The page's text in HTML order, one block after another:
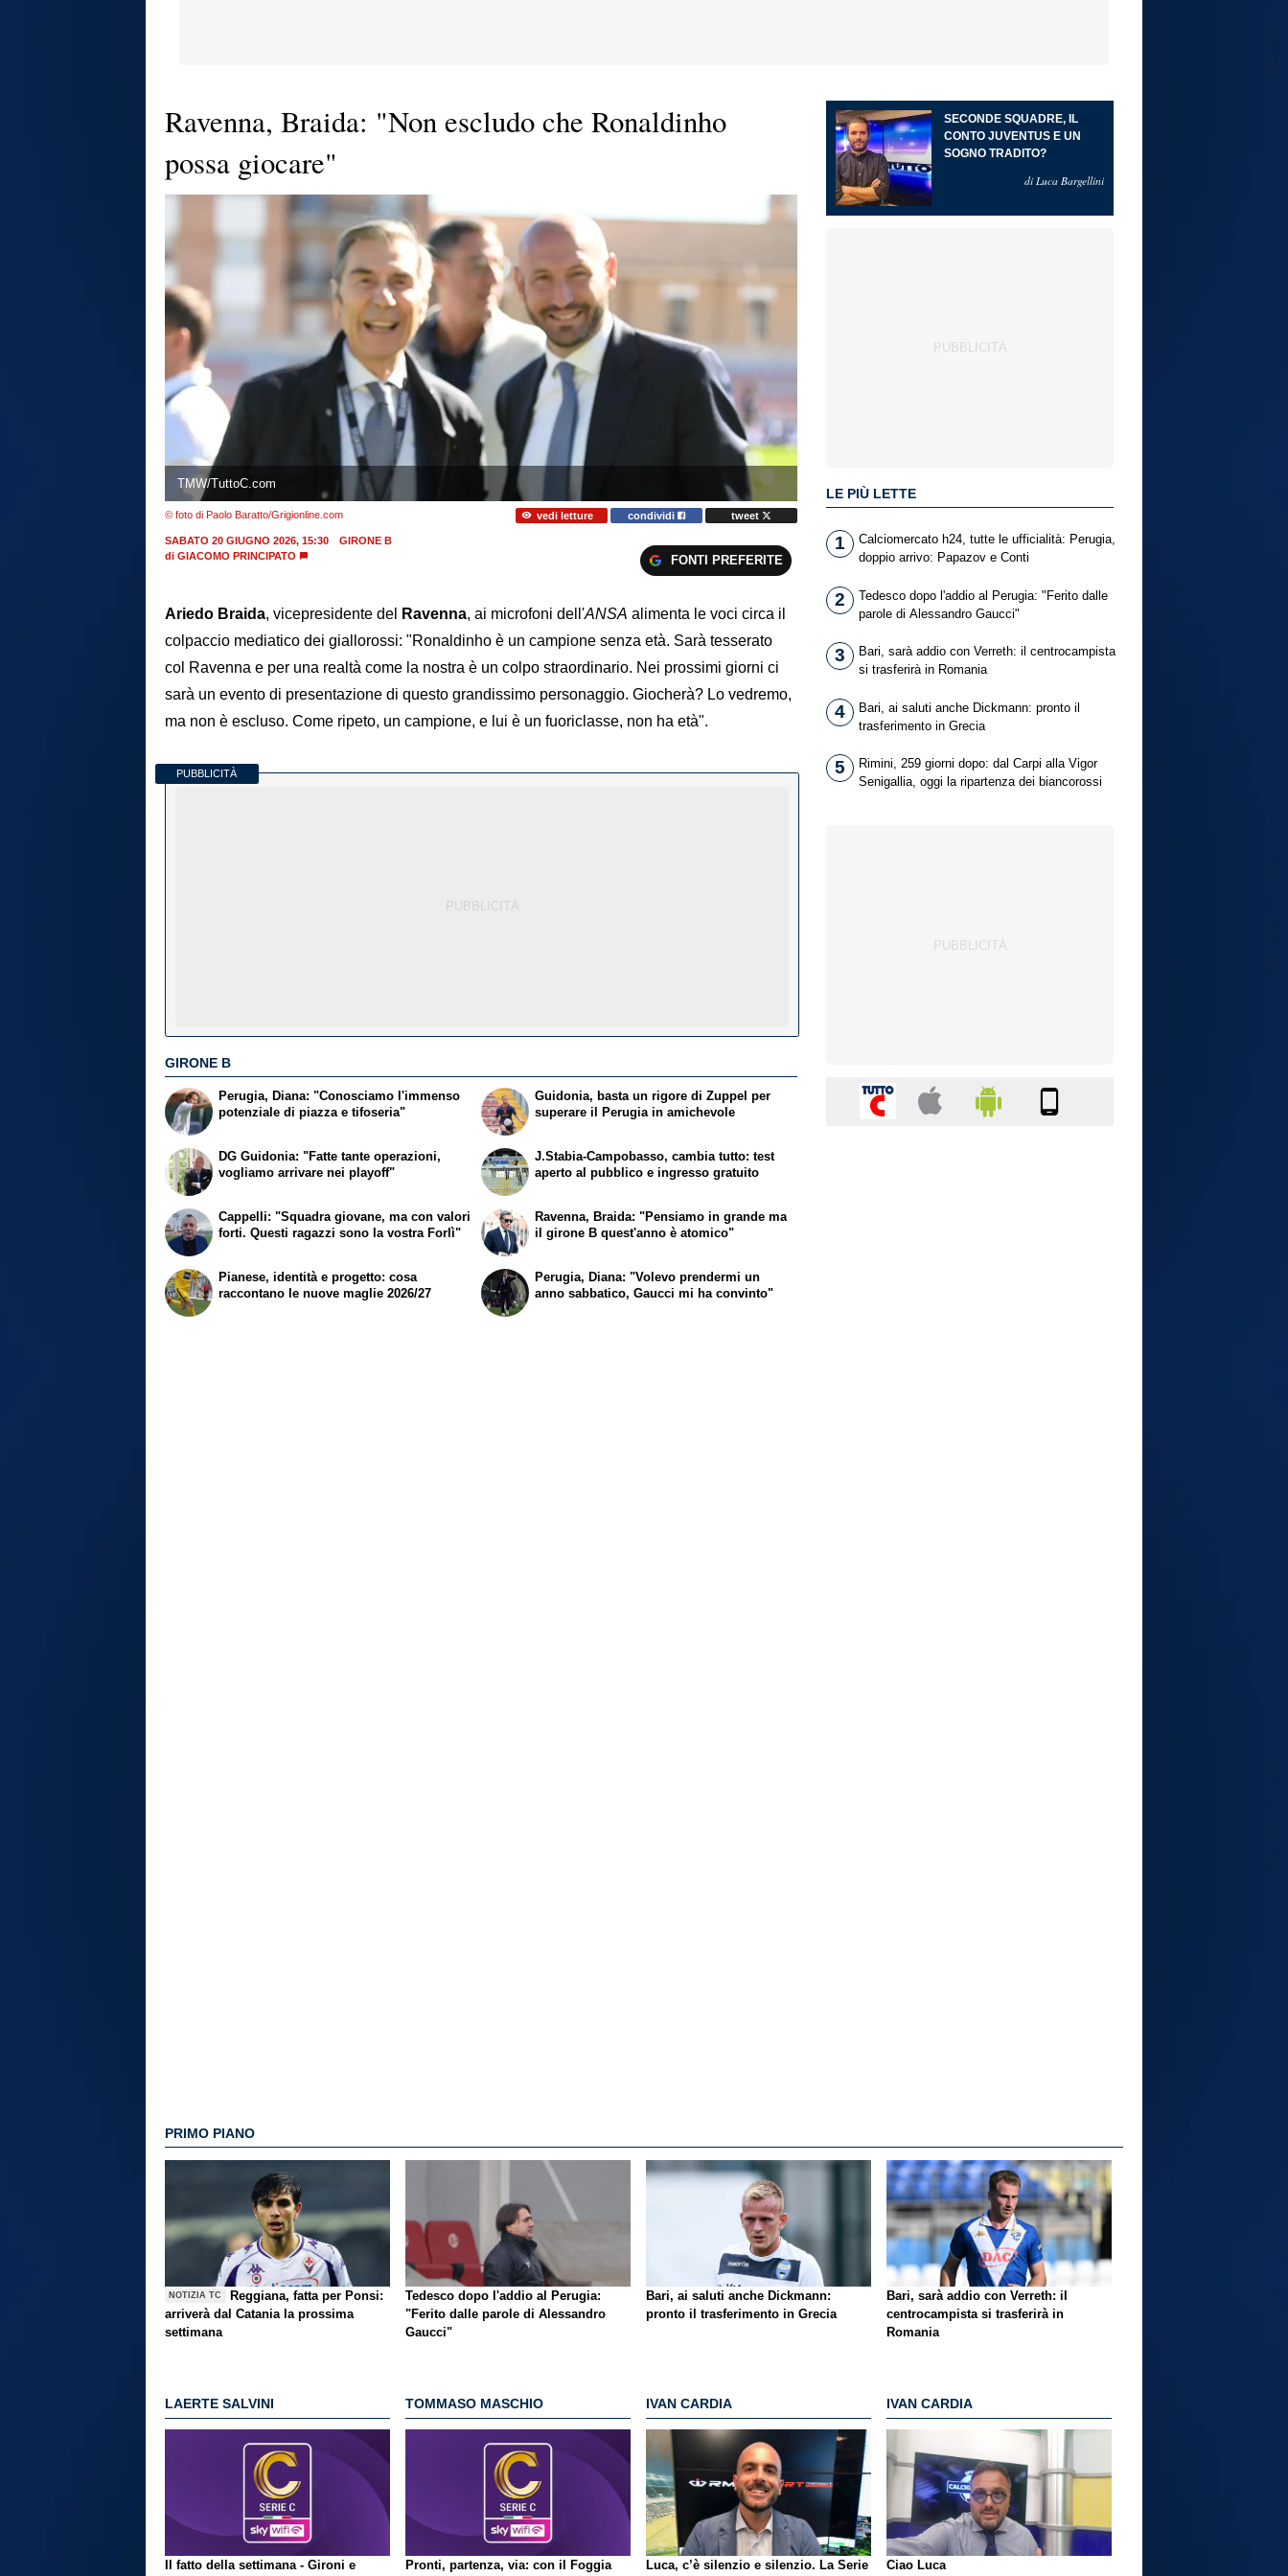
Ravenna, Braida: "Non escludo che Ronaldinho
possa giocare"
TMW/TuttoC.com
© foto di Paolo Baratto/Grigionline.com vedi letture condividi tweet
SABATO 20 GIUGNO 2026, 15:30
GIRONE B
di GIACOMO PRINCIPATO FONTI PREFERITE
Ariedo Braida, vicepresidente del Ravenna, ai microfoni dell'ANSA alimenta le voci circa il
colpaccio mediatico dei giallorossi: "Ronaldinho è un campione senza età. Sarà tesserato
col Ravenna e per una realtà come la nostra è un colpo straordinario. Nei prossimi giorni ci
sarà un evento di presentazione di questo grandissimo personaggio. Giocherà? Lo vedremo,
ma non è escluso. Come ripeto, un campione, e lui è un fuoriclasse, non ha età".
PUBBLICITÀ
GIRONE B
Perugia, Diana: "Conosciamo l'immenso
potenziale di piazza e tifoseria"
DG Guidonia: "Fatte tante operazioni,
vogliamo arrivare nei playoff"
Guidonia, basta un rigore di Zuppel per
superare il Perugia in amichevole
J.Stabia-Campobasso, cambia tutto: test
aperto al pubblico e ingresso gratuito
Cappelli: "Squadra giovane, ma con valori
forti. Questi ragazzi sono la vostra Forlì"
Pianese, identità e progetto: cosa
raccontano le nuove maglie 2026/27
Ravenna, Braida: "Pensiamo in grande ma
il girone B quest'anno è atomico"
Perugia, Diana: "Volevo prendermi un
anno sabbatico, Gaucci mi ha convinto"
SECONDE SQUADRE, IL
CONTO JUVENTUS E UN
SOGNO TRADITO?
di Luca Bargellini
LE PIÙ LETTE
1
Calciomercato h24, tutte le ufficialità: Perugia,
doppio arrivo: Papazov e Conti
2
Tedesco dopo l'addio al Perugia: "Ferito dalle
parole di Alessandro Gaucci"
3
Bari, sarà addio con Verreth: il centrocampista
si trasferirà in Romania
4
Bari, ai saluti anche Dickmann: pronto il
trasferimento in Grecia
5
Rimini, 259 giorni dopo: dal Carpi alla Vigor
Senigallia, oggi la ripartenza dei biancorossi
PRIMO PIANO
NOTIZIA TC
Reggiana, fatta per Ponsi:
arriverà dal Catania la prossima
settimana
Tedesco dopo l'addio al Perugia:
"Ferito dalle parole di Alessandro
Gaucci"
Bari, ai saluti anche Dickmann:
pronto il trasferimento in Grecia
Bari, sarà addio con Verreth: il
centrocampista si trasferirà in
Romania
LAERTE SALVINI
Il fatto della settimana - Gironi e
TOMMASO MASCHIO
Pronti, partenza, via: con il Foggia
IVAN CARDIA
Luca, c’è silenzio e silenzio. La Serie
IVAN CARDIA
Ciao Luca